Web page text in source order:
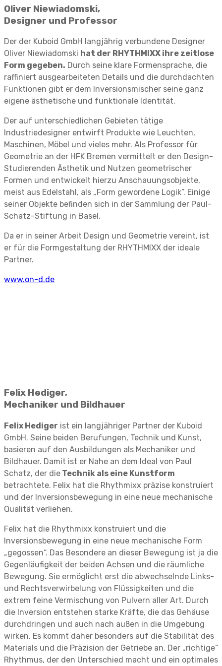
Oliver Niewiadomski,
Designer und Professor
Der der Kuboid GmbH langjährig verbundene Designer
Oliver Niewiadomski hat der RHYTHMIXX ihre zeitlose
Form gegeben. Durch seine klare Formensprache, die
raffiniert ausgearbeiteten Details und die durchdachten
Funktionen gibt er dem Inversionsmischer seine ganz
eigene ästhetische und funktionale Identität.
Der auf unterschiedlichen Gebieten tätige
Industriedesigner entwirft Produkte wie Leuchten,
Maschinen, Möbel und vieles mehr. Als Professor für
Geometrie an der HFK Bremen vermittelt er den Design-
Studierenden Ästhetik und Nutzen geometrischer
Formen und entwickelt hierzu Anschauungsobjekte,
meist aus Edelstahl, als „Form gewordene Logik”. Einige
seiner Objekte befinden sich in der Sammlung der Paul-
Schatz-Stiftung in Basel.
Da er in seiner Arbeit Design und Geometrie vereint, ist
er für die Formgestaltung der RHYTHMIXX der ideale
Partner.
www.on-d.de
Felix Hediger,
Mechaniker und Bildhauer
Felix Hediger ist ein langjähriger Partner der Kuboid
GmbH. Seine beiden Berufungen, Technik und Kunst,
basieren auf den Ausbildungen als Mechaniker und
Bildhauer. Damit ist er Nahe an dem Ideal von Paul
Schatz, der die Technik als eine Kunstform
betrachtete. Felix hat die Rhythmixx präzise konstruiert
und der Inversionsbewegung in eine neue mechanische
Qualität verliehen.
Felix hat die Rhythmixx konstruiert und die
Inversionsbewegung in eine neue mechanische Form
„gegossen“. Das Besondere an dieser Bewegung ist ja die
Gegenläufigkeit der beiden Achsen und die räumliche
Bewegung. Sie ermöglicht erst die abwechselnde Links-
und Rechtsverwirbelung von Flüssigkeiten und die
extrem feine Vermischung von Pulvern aller Art. Durch
die Inversion entstehen starke Kräfte, die das Gehäuse
durchdringen und auch nach außen in die Umgebung
wirken. Es kommt daher besonders auf die Stabilität des
Materials und die Präzision der Getriebe an. Der „richtige“
Rhythmus, der den Unterschied macht und ein optimales